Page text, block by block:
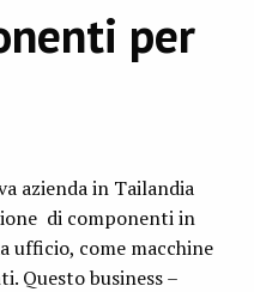
per
azienda in Tailandia
di componenti in
ufficio, come macchine
Questo business –